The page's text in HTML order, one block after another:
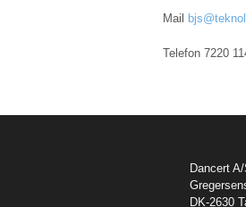
Mail
Telefon 7220
Dancert A/
DK-2630